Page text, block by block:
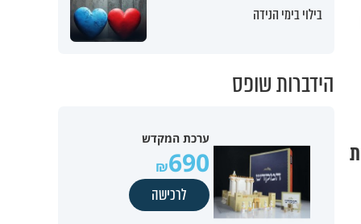
בילוי בימי הנידה
הידברות שופס
ערכת המקדש
690
לרכישה